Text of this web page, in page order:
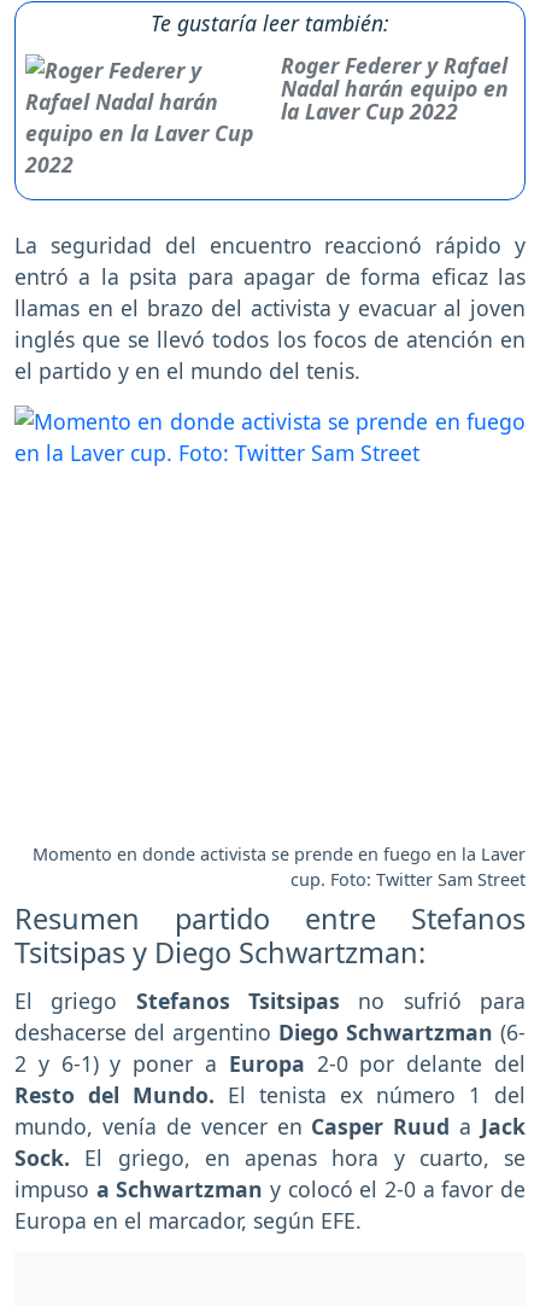
Te gustaría leer también:
Roger Federer y Rafael
Nadal harán equipo en
la Laver Cup 2022
La seguridad del encuentro reaccionó rápido y
entró a la psita para apagar de forma eficaz las
llamas en el brazo del activista y evacuar al joven
inglés que se llevó todos los focos de atención en
el partido y en el mundo del tenis.
Momento en donde activista se prende en fuego en la Laver
cup. Foto: Twitter Sam Street
Resumen partido entre Stefanos
Tsitsipas y Diego Schwartzman:
El griego Stefanos Tsitsipas no sufrió para
deshacerse del argentino Diego Schwartzman (6-
2 y 6-1) y poner a Europa 2-0 por delante del
Resto del Mundo. El tenista ex número 1 del
mundo, venía de vencer en Casper Ruud a Jack
Sock. El griego, en apenas hora y cuarto, se
impuso a Schwartzman y colocó el 2-0 a favor de
Europa en el marcador, según EFE.